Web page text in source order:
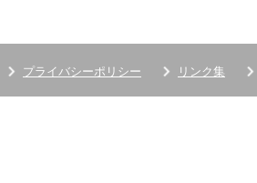
プライバシーポリシー リンク集